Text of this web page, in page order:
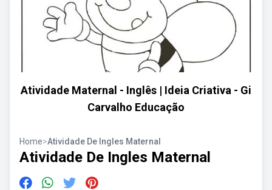
Atividade Maternal - Inglês | Ideia Criativa - Gi
Carvalho Educação
Home>Atividade De Ingles Maternal
Atividade De Ingles Maternal